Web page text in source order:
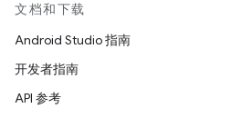
文档和下载
Android Studio 指南
开发者指南
API 参考